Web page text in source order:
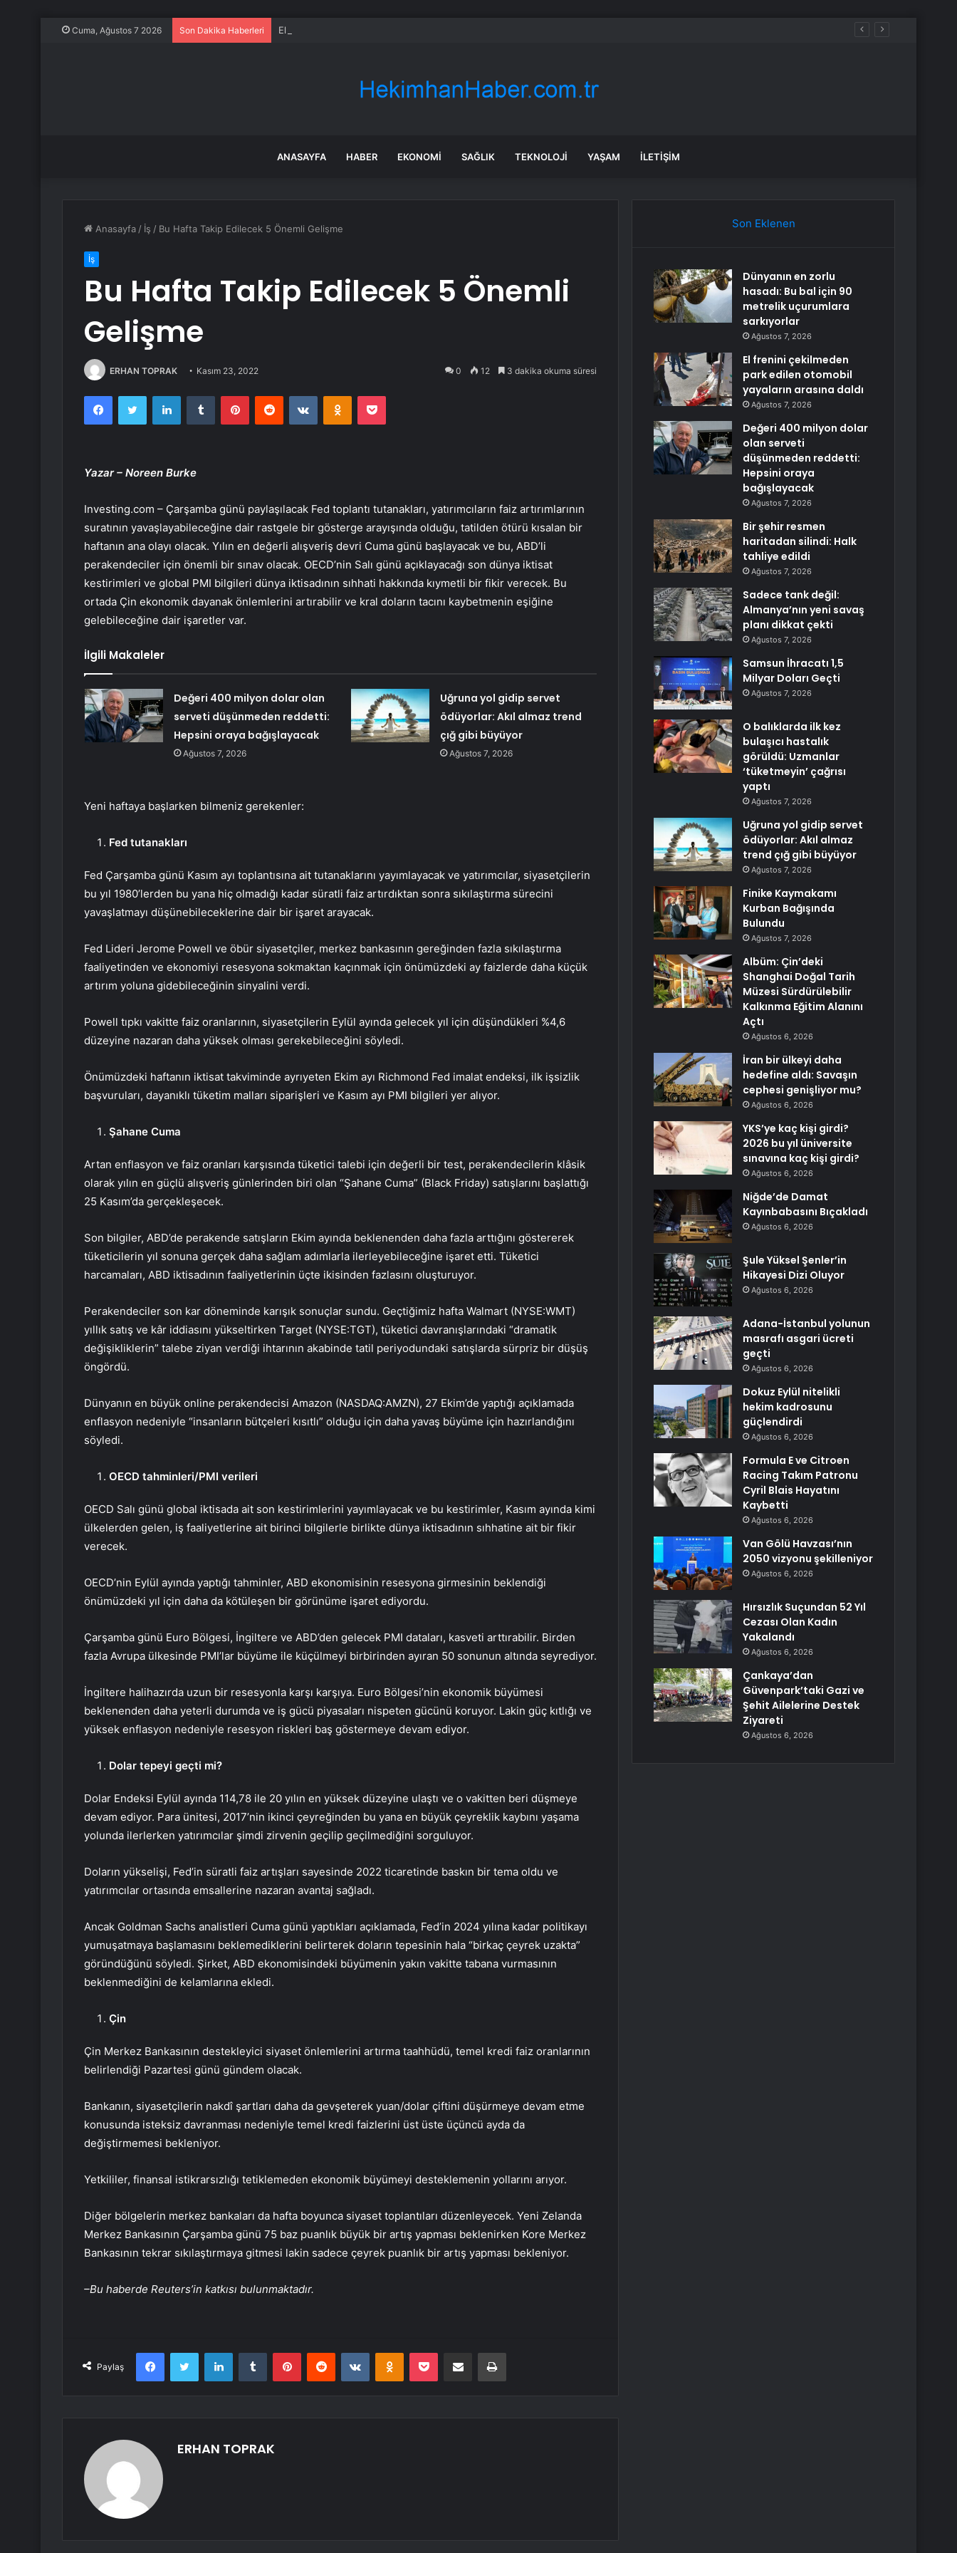
Cuma, Ağustos 7 2026 Son Dakika Haberleri El frenini çekilmeden park edilen otomobil yayaların arasına daldı
ANASAYFA HABER EKONOMI SAĞLIK TEKNOLOJI YAŞAM İLETIŞIM
Anasayfa / İş / Bu Hafta Takip Edilecek 5 Önemli Gelişme
İş
Bu Hafta Takip Edilecek 5 Önemli
Gelişme
ERHAN TOPRAK Kasım 23, 2022 0 12 3 dakika okuma süresi
FacebookTwitter LinkedInTumblr PinterestReddit VKontakteOdnoklassniki
Pocket
Yazar – Noreen Burke
Investing.com – Çarşamba günü paylaşılacak Fed toplantı tutanakları, yatırımcıların faiz artırımlarının
suratının yavaşlayabileceğine dair rastgele bir gösterge arayışında olduğu, tatilden ötürü kısalan bir
haftanın ana olayı olacak. Yılın en değerli alışveriş devri Cuma günü başlayacak ve bu, ABD’li
perakendeciler için önemli bir sınav olacak. OECD’nin Salı günü açıklayacağı son dünya iktisat
kestirimleri ve global PMI bilgileri dünya iktisadının sıhhati hakkında kıymetli bir fikir verecek. Bu
ortada Çin ekonomik dayanak önlemlerini artırabilir ve kral doların tacını kaybetmenin eşiğine
gelebileceğine dair işaretler var.
İlgili Makaleler
Değeri 400 milyon dolar olan
serveti düşünmeden reddetti:
Hepsini oraya bağışlayacak
Ağustos 7, 2026
Uğruna yol gidip servet
ödüyorlar: Akıl almaz trend
çığ gibi büyüyor
Ağustos 7, 2026
Yeni haftaya başlarken bilmeniz gerekenler:
Fed tutanakları
Fed Çarşamba günü Kasım ayı toplantısına ait tutanaklarını yayımlayacak ve yatırımcılar, siyasetçilerin
bu yıl 1980’lerden bu yana hiç olmadığı kadar süratli faiz artırdıktan sonra sıkılaştırma sürecini
yavaşlatmayı düşünebileceklerine dair bir işaret arayacak.
Fed Lideri Jerome Powell ve öbür siyasetçiler, merkez bankasının gereğinden fazla sıkılaştırma
faaliyetinden ve ekonomiyi resesyona sokmaktan kaçınmak için önümüzdeki ay faizlerde daha küçük
artırım yoluna gidebileceğinin sinyalini verdi.
Powell tıpkı vakitte faiz oranlarının, siyasetçilerin Eylül ayında gelecek yıl için düşündükleri %4,6
düzeyine nazaran daha yüksek olması gerekebileceğini söyledi.
Önümüzdeki haftanın iktisat takviminde ayrıyeten Ekim ayı Richmond Fed imalat endeksi, ilk işsizlik
başvuruları, dayanıklı tüketim malları siparişleri ve Kasım ayı PMI bilgileri yer alıyor.
Şahane Cuma
Artan enflasyon ve faiz oranları karşısında tüketici talebi için değerli bir test, perakendecilerin klâsik
olarak yılın en güçlü alışveriş günlerinden biri olan “Şahane Cuma” (Black Friday) satışlarını başlattığı
25 Kasım’da gerçekleşecek.
Son bilgiler, ABD’de perakende satışların Ekim ayında beklenenden daha fazla arttığını göstererek
tüketicilerin yıl sonuna gerçek daha sağlam adımlarla ilerleyebileceğine işaret etti. Tüketici
harcamaları, ABD iktisadının faaliyetlerinin üçte ikisinden fazlasını oluşturuyor.
Perakendeciler son kar döneminde karışık sonuçlar sundu. Geçtiğimiz hafta Walmart (NYSE:WMT)
yıllık satış ve kâr iddiasını yükseltirken Target (NYSE:TGT), tüketici davranışlarındaki “dramatik
değişikliklerin” talebe ziyan verdiği ihtarının akabinde tatil periyodundaki satışlarda sürpriz bir düşüş
öngördü.
Dünyanın en büyük online perakendecisi Amazon (NASDAQ:AMZN), 27 Ekim’de yaptığı açıklamada
enflasyon nedeniyle “insanların bütçeleri kısıtlı” olduğu için daha yavaş büyüme için hazırlandığını
söyledi.
OECD tahminleri/PMI verileri
OECD Salı günü global iktisada ait son kestirimlerini yayımlayacak ve bu kestirimler, Kasım ayında kimi
ülkelerden gelen, iş faaliyetlerine ait birinci bilgilerle birlikte dünya iktisadının sıhhatine ait bir fikir
verecek.
OECD’nin Eylül ayında yaptığı tahminler, ABD ekonomisinin resesyona girmesinin beklendiği
önümüzdeki yıl için daha da kötüleşen bir görünüme işaret ediyordu.
Çarşamba günü Euro Bölgesi, İngiltere ve ABD’den gelecek PMI dataları, kasveti arttırabilir. Birden
fazla Avrupa ülkesinde PMI’lar büyüme ile küçülmeyi birbirinden ayıran 50 sonunun altında seyrediyor.
İngiltere halihazırda uzun bir resesyonla karşı karşıya. Euro Bölgesi’nin ekonomik büyümesi
beklenenden daha yeterli durumda ve iş gücü piyasaları nispeten gücünü koruyor. Lakin güç kıtlığı ve
yüksek enflasyon nedeniyle resesyon riskleri baş göstermeye devam ediyor.
Dolar tepeyi geçti mi?
Dolar Endeksi Eylül ayında 114,78 ile 20 yılın en yüksek düzeyine ulaştı ve o vakitten beri düşmeye
devam ediyor. Para ünitesi, 2017’nin ikinci çeyreğinden bu yana en büyük çeyreklik kaybını yaşama
yolunda ilerlerken yatırımcılar şimdi zirvenin geçilip geçilmediğini sorguluyor.
Doların yükselişi, Fed’in süratli faiz artışları sayesinde 2022 ticaretinde baskın bir tema oldu ve
yatırımcılar ortasında emsallerine nazaran avantaj sağladı.
Ancak Goldman Sachs analistleri Cuma günü yaptıkları açıklamada, Fed’in 2024 yılına kadar politikayı
yumuşatmaya başlamasını beklemediklerini belirterek doların tepesinin hala “birkaç çeyrek uzakta”
göründüğünü söyledi. Şirket, ABD ekonomisindeki büyümenin yakın vakitte tabana vurmasının
beklenmediğini de kelamlarına ekledi.
Çin
Çin Merkez Bankasının destekleyici siyaset önlemlerini artırma taahhüdü, temel kredi faiz oranlarının
belirlendiği Pazartesi günü gündem olacak.
Bankanın, siyasetçilerin nakdî şartları daha da gevşeterek yuan/dolar çiftini düşürmeye devam etme
konusunda isteksiz davranması nedeniyle temel kredi faizlerini üst üste üçüncü ayda da
değiştirmemesi bekleniyor.
Yetkililer, finansal istikrarsızlığı tetiklemeden ekonomik büyümeyi desteklemenin yollarını arıyor.
Diğer bölgelerin merkez bankaları da hafta boyunca siyaset toplantıları düzenleyecek. Yeni Zelanda
Merkez Bankasının Çarşamba günü 75 baz puanlık büyük bir artış yapması beklenirken Kore Merkez
Bankasının tekrar sıkılaştırmaya gitmesi lakin sadece çeyrek puanlık bir artış yapması bekleniyor.
–Bu haberde Reuters’in katkısı bulunmaktadır.
Paylaş
FacebookTwitter LinkedInTumblr PinterestReddit VKontakteOdnoklassniki
Pocket E-Posta ile paylaş Yazdır
ERHAN TOPRAK
Son Eklenen
Dünyanın en zorlu
hasadı: Bu bal için 90
metrelik uçurumlara
sarkıyorlar
Ağustos 7, 2026
El frenini çekilmeden
park edilen otomobil
yayaların arasına daldı
Ağustos 7, 2026
Değeri 400 milyon dolar
olan serveti
düşünmeden reddetti:
Hepsini oraya
bağışlayacak
Ağustos 7, 2026
Bir şehir resmen
haritadan silindi: Halk
tahliye edildi
Ağustos 7, 2026
Sadece tank değil:
Almanya’nın yeni savaş
planı dikkat çekti
Ağustos 7, 2026
Samsun İhracatı 1,5
Milyar Doları Geçti
Ağustos 7, 2026
O balıklarda ilk kez
bulaşıcı hastalık
görüldü: Uzmanlar
‘tüketmeyin’ çağrısı
yaptı
Ağustos 7, 2026
Uğruna yol gidip servet
ödüyorlar: Akıl almaz
trend çığ gibi büyüyor
Ağustos 7, 2026
Finike Kaymakamı
Kurban Bağışında
Bulundu
Ağustos 7, 2026
Albüm: Çin’deki
Shanghai Doğal Tarih
Müzesi Sürdürülebilir
Kalkınma Eğitim Alanını
Açtı
Ağustos 6, 2026
İran bir ülkeyi daha
hedefine aldı: Savaşın
cephesi genişliyor mu?
Ağustos 6, 2026
YKS’ye kaç kişi girdi?
2026 bu yıl üniversite
sınavına kaç kişi girdi?
Ağustos 6, 2026
Niğde’de Damat
Kayınbabasını Bıçakladı
Ağustos 6, 2026
Şule Yüksel Şenler’in
Hikayesi Dizi Oluyor
Ağustos 6, 2026
Adana-İstanbul yolunun
masrafı asgari ücreti
geçti
Ağustos 6, 2026
Dokuz Eylül nitelikli
hekim kadrosunu
güçlendirdi
Ağustos 6, 2026
Formula E ve Citroen
Racing Takım Patronu
Cyril Blais Hayatını
Kaybetti
Ağustos 6, 2026
Van Gölü Havzası’nın
2050 vizyonu şekilleniyor
Ağustos 6, 2026
Hırsızlık Suçundan 52 Yıl
Cezası Olan Kadın
Yakalandı
Ağustos 6, 2026
Çankaya’dan
Güvenpark’taki Gazi ve
Şehit Ailelerine Destek
Ziyareti
Ağustos 6, 2026